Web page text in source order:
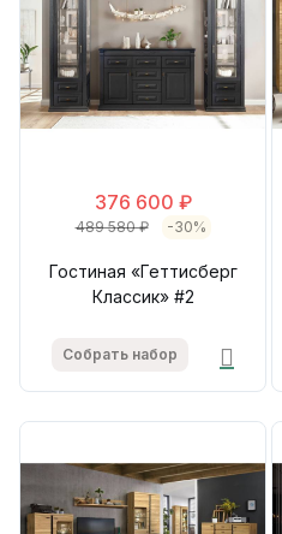
376 600 ₽
489 580 ₽ -30%
Гостиная «Геттисберг
Классик» #2
Собрать набор